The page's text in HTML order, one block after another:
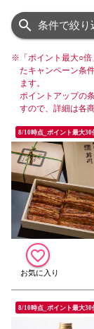
条件で絞り
※ 「ポイント最大○
たキャンペーン条
ます。
ポイントアップの
すので、詳細は各
8/10時点_ポイント最大30
8/10時点_ポイント最大30